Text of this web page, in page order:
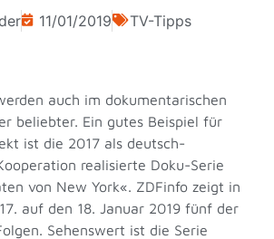
11/01/2019 TV-Tipps
auch im dokumentarischen
beliebter. Ein gutes Beispiel für
ist die 2017 als deutsch-
realisierte Doku-Serie
von New York«. ZDFinfo zeigt in
auf den 18. Januar 2019 fünf der
Sehenswert ist die Serie